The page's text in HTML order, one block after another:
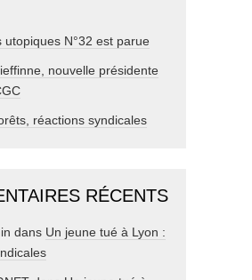
utopiques N°32 est parue
nouvelle présidente
réactions syndicales
RÉCENTS
dans Un jeune tué à Lyon :